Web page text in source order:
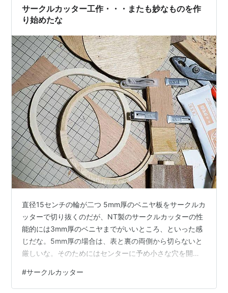
グ・・・そしてベニヤ板の宿命というか、表面に欠損が
出ることがあるので、木工用のパテ埋めをして…
サークルカッター工作・・・またも妙なものを作
り始めたな
直径15センチの輪が二つ 5mm厚のベニヤ板をサークルカ
ッターで切り抜くのだが、NT製のサークルカッターの性
能的には3mm厚のベニヤまでがいいところ、といった感
じだな。5mm厚の場合は、表と裏の両側から切らないと
厳しいな。そのためにはセンターに予め小さな穴を開け
ドリルが便利だねぇ。そしてサークルカッターのセンタ
ーをその穴に差し込んで表を切る・・・概ね厚みの半分
#サークルカッター